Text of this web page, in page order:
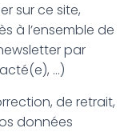
sur ce site,
à l’ensemble de
par
…)
de retrait,
données